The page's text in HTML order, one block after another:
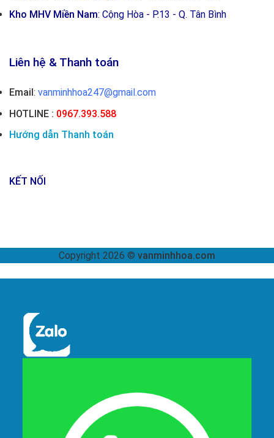
Kho MHV Miền Nam: Cộng Hòa - P.13 - Q. Tân Bình
Liên hệ & Thanh toán
Email: vanminhhoa247@gmail.com
HOTLINE : 0967.393.588
Hướng dẫn Thanh toán
KẾT NỐI
Copyright 2026 © vanminhhoa.com